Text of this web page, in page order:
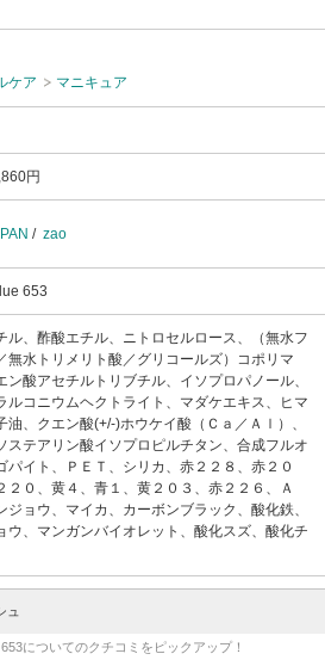
ケア マニキュア
円
/ zao
653
ル、酢酸エチル、ニトロセルロース、（無水フ
無水トリメリト酸／グリコールズ）コポリマ
ン酸アセチルトリブチル、イソプロパノール、
ルコニウムヘクトライト、マダケエキス、ヒマ
油、クエン酸(+/-)ホウケイ酸（Ｃａ／Ａｌ）、
ステアリン酸イソプロピルチタン、合成フルオ
パイト、ＰＥＴ、シリカ、赤２２８、赤２０
２０、黄４、青１、黄２０３、赤２２６、Ａ
ジョウ、マイカ、カーボンブラック、酸化鉄、
ウ、マンガンバイオレット、酸化スズ、酸化チ
ュ
についてのクチコミをピックアップ！